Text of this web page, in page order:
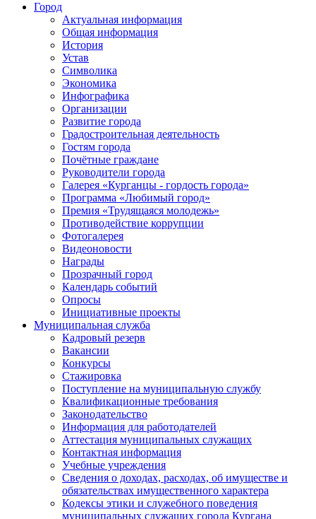
Город
Актуальная информация
Общая информация
История
Устав
Символика
Экономика
Инфографика
Организации
Развитие города
Градостроительная деятельность
Гостям города
Почётные граждане
Руководители города
Галерея «Курганцы - гордость города»
Программа «Любимый город»
Премия «Трудящаяся молодежь»
Противодействие коррупции
Фотогалерея
Видеоновости
Награды
Прозрачный город
Календарь событий
Опросы
Инициативные проекты
Муниципальная служба
Кадровый резерв
Вакансии
Конкурсы
Стажировка
Поступление на муниципальную службу
Квалификационные требования
Законодательство
Информация для работодателей
Аттестация муниципальных служащих
Контактная информация
Учебные учреждения
Сведения о доходах, расходах, об имуществе и
обязательствах имущественного характера
Кодексы этики и служебного поведения
муниципальных служащих города Кургана